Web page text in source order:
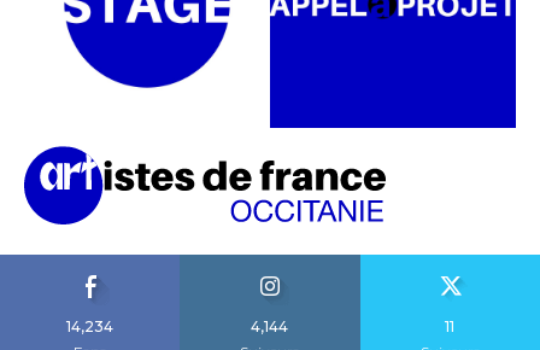
14,234
4,144
11